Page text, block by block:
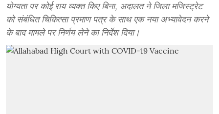
योग्यता पर कोई राय व्यक्त किए बिना, अदालत ने जिला मजिस्ट्रेट
को संबंधित चिकित्सा प्रमाण पत्र के साथ एक नया अभ्यावेदन करने
के बाद मामले पर निर्णय लेने का निर्देश दिया।